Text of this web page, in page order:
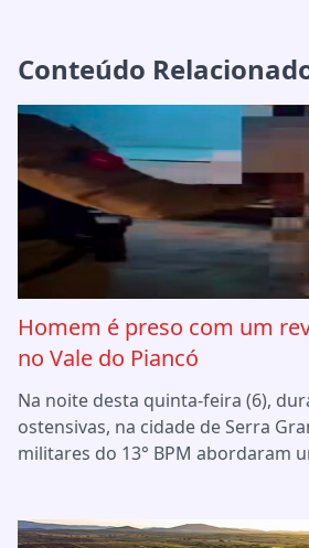
Conteúdo
Homem é preso com um
no Vale do Piancó
Na noite desta quinta-feira (6),
ostensivas, na cidade de Serra
militares do 13° BPM abordaram